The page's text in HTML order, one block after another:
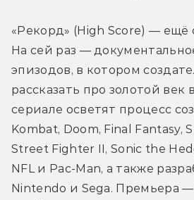
«Рекорд» (High Score) — ещё
На сей раз —
эпизодов, в котором
рассказать про золотой век
сериале осветят процесс
Kombat, Doom, Final Fantasy,
Street Fighter II, Sonic the
NFL и Pac-Man, а также
Nintendo и Sega. Премьера —